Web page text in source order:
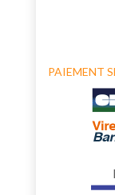
PAIEMENT